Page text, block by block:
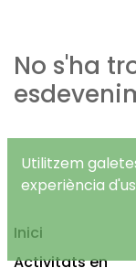
No s'ha
Inici
Activitats en
Utilitzem
experiència